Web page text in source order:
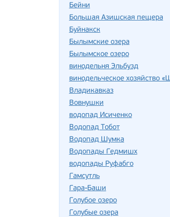
Бейни
Большая Азишская пещера
Буйнакск
Былымские озера
Былымское озеро
винодельня Эльбузд
винодельческое хозяйство
Владикавказ
Вовнушки
водопад Исиченко
Водопад Тобот
Водопад Шумка
Водопады Гедмишх
водопады Руфабго
Гамсутль
Гара-Баши
Голубое озеро
Голубые озера